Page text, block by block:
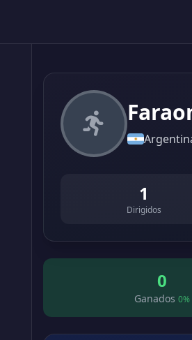
1
Dirigidos
0
Ganados 0%